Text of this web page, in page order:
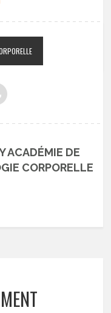
ACADÉMIE DE
CORPORELLE